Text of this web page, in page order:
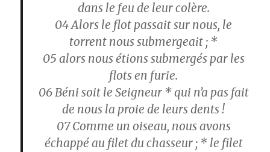
dans le feu de leur colère.
04 Alors le flot passait sur nous, le
torrent nous submergeait ; *
05 alors nous étions submergés par les
flots en furie.
06 Béni soit le Seigneur * qui n’a pas fait
de nous la proie de leurs dents !
07 Comme un oiseau, nous avons
échappé au filet du chasseur ; * le filet